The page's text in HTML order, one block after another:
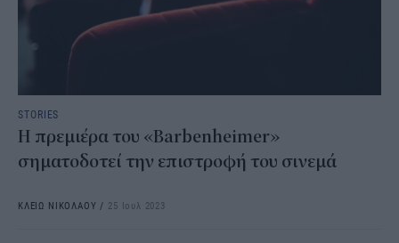
STORIES
Η πρεμιέρα του «Barbenheimer»
σηματοδοτεί την επιστροφή του σινεμά
ΚΛΕΙΩ ΝΙΚΟΛΑΟΥ / 25 Ιουλ 2023